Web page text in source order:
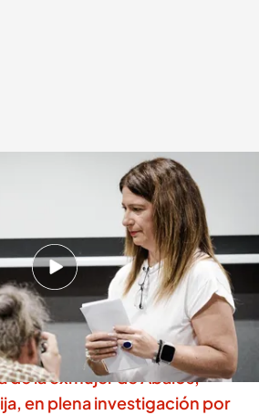
tras la imputación del juez.Noticias Cuatro
Noticias Cuatro
me llegue porque ya te
no se me ha notificado",
de la exmujer de Ábalos,
en plena investigación por